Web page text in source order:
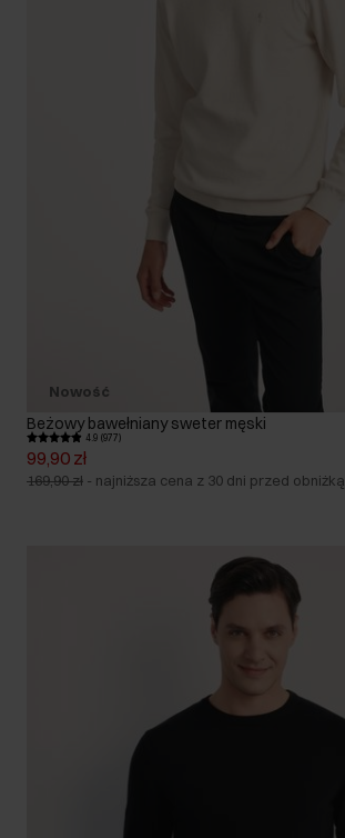
Nowość
Beżowy bawełniany sweter męski
4.9 (977)
99,90 zł
169,90 zł - najniższa cena z 30 dni przed obniżką